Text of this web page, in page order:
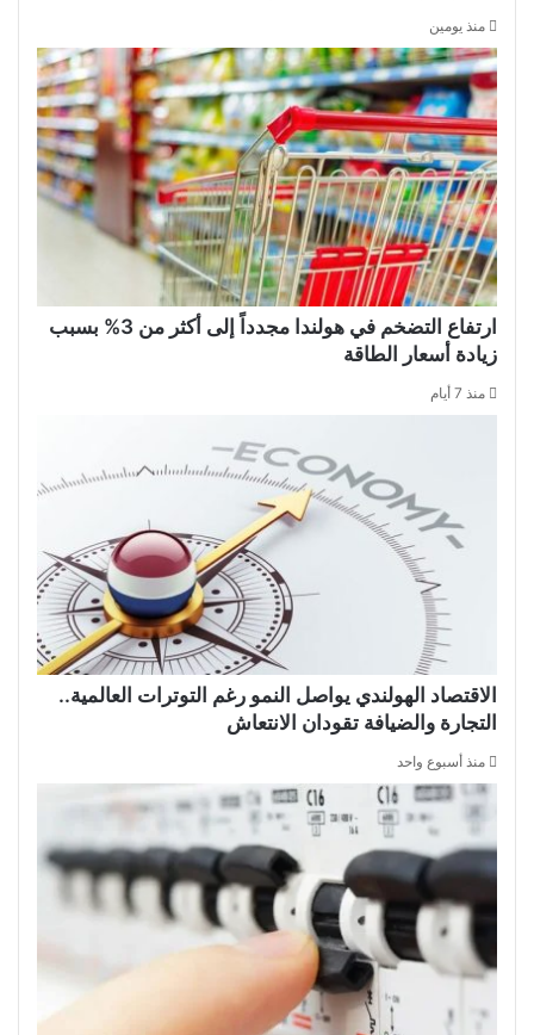
منذ يومين
ارتفاع التضخم في هولندا مجدداً إلى أكثر من 3% بسبب
زيادة أسعار الطاقة
منذ 7 أيام
الاقتصاد الهولندي يواصل النمو رغم التوترات العالمية..
التجارة والضيافة تقودان الانتعاش
منذ أسبوع واحد